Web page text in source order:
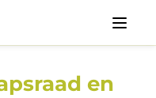
Menu
en